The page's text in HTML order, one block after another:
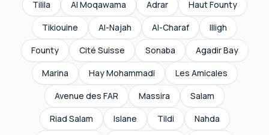
Tilila
Al Moqawama Adrar
Haut Founty
Tikiouine
Al-Najah Al-Charaf
Illigh
Founty
Cité Suisse Sonaba
Agadir Bay
Marina
Hay Mohammadi
Les Amicales
Avenue des FAR
Massira
Salam
Riad Salam
Islane Tildi
Nahda